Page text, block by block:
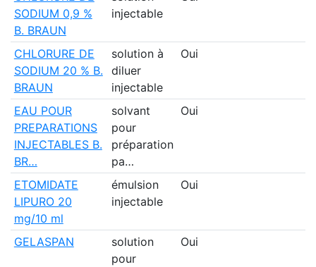
SODIUM 0,9 %
B. BRAUN
injectable
CHLORURE DE
SODIUM 20 % B.
BRAUN
solution à
diluer
injectable
Oui
EAU POUR
PREPARATIONS
INJECTABLES B.
BR…
solvant
pour
préparation
pa…
Oui
ETOMIDATE
LIPURO 20
mg/10 ml
émulsion
injectable
Oui
GELASPAN
solution
pour
Oui